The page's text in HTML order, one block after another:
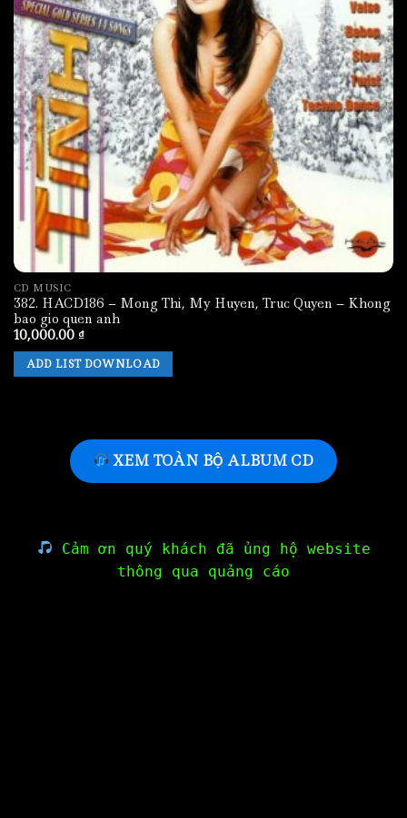
CD MUSIC
382. HACD186 – Mong Thi, My Huyen, Truc Quyen – Khong
bao gio quen anh
10,000.00 ₫
ADD LIST DOWNLOAD
XEM TOÀN BỘ ALBUM CD
Cảm ơn quý khách đã ủng hộ website
thông qua quảng cáo